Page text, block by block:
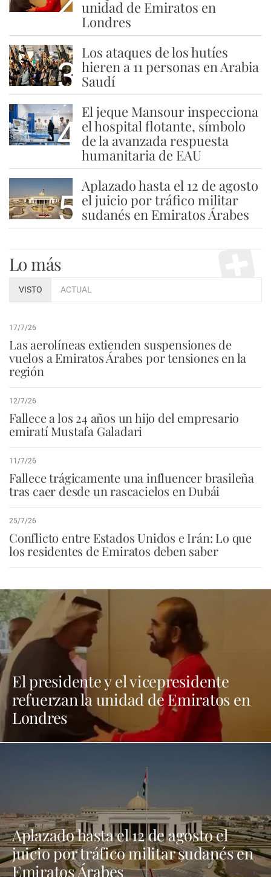
unidad de Emiratos en
Londres
3
Los ataques de los hutíes
hieren a 11 personas en Arabia
Saudí
4
El jeque Mansour inspecciona
el hospital flotante, símbolo
de la avanzada respuesta
humanitaria de EAU
5
Aplazado hasta el 12 de agosto
el juicio por tráfico militar
sudanés en Emiratos Árabes
Lo más
VISTO ACTUAL
17/7/26
Las aerolíneas extienden suspensiones de
vuelos a Emiratos Árabes por tensiones en la
región
12/7/26
Fallece a los 24 años un hijo del empresario
emiratí Mustafa Galadari
11/7/26
Fallece trágicamente una influencer brasileña
tras caer desde un rascacielos en Dubái
25/7/26
Conflicto entre Estados Unidos e Irán: Lo que
los residentes de Emiratos deben saber
El presidente y el vicepresidente
refuerzan la unidad de Emiratos en
Londres
Aplazado hasta el 12 de agosto el
juicio por tráfico militar sudanés en
Emiratos Árabes